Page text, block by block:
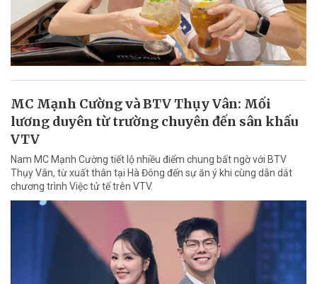
MC Mạnh Cường và BTV Thụy Vân: Mối
lương duyên từ trường chuyên đến sân khấu
VTV
Nam MC Mạnh Cường tiết lộ nhiều điểm chung bất ngờ với BTV
Thụy Vân, từ xuất thân tại Hà Đông đến sự ăn ý khi cùng dẫn dắt
chương trình Việc tử tế trên VTV.